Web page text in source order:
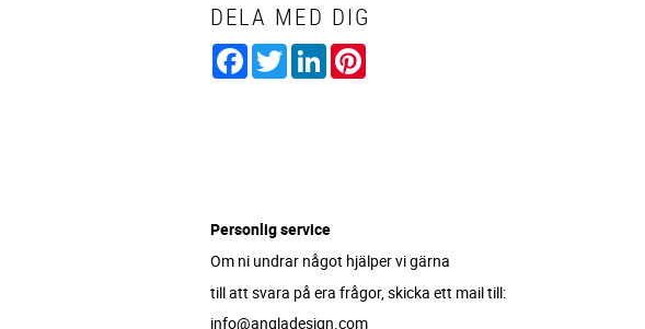
DELA MED DIG
Facebook
TwitterLinkedIn
Personlig service
Om ni undrar något hjälper vi gärna
till att svara på era frågor, skicka ett mail till:
info@angladesign.com